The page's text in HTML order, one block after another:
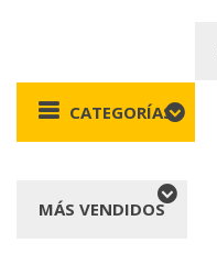
CATEGORÍAS
MÁS VENDIDOS